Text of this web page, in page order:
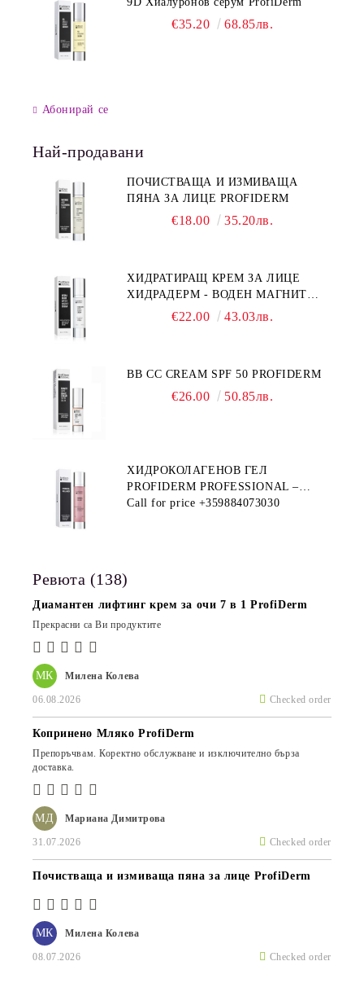
€35.20 68.85лв.
Абонирай се
Най-продавани
ПОЧИСТВАЩА И ИЗМИВАЩА
ПЯНА ЗА ЛИЦЕ PROFIDERM
€18.00 35.20лв.
ХИДРАТИРАЩ КРЕМ ЗА ЛИЦЕ
ХИДРАДЕРМ - ВОДЕН МАГНИТ
PROFIDERM€22.00 43.03лв.
BB CC CREAM SPF 50 PROFIDERM
€26.00 50.85лв.
ХИДРОКОЛАГЕНОВ ГЕЛ
PROFIDERM PROFESSIONAL –
ПРОДУКТ ЗА ДЪЛБОКА
Call for price +359884073030
Ревюта (138)
МК Милена Колева
06.08.2026 Checked order
Диамантен лифтинг крем за очи 7 в 1 ProfiDerm
Прекрасни са Ви продуктите
МД Мариана Димитрова
31.07.2026 Checked order
Копринено Мляко ProfiDerm
Препоръчвам. Коректно обслужване и изключително бърза
доставка.
МК Милена Колева
08.07.2026 Checked order
Почистваща и измиваща пяна за лице ProfiDerm